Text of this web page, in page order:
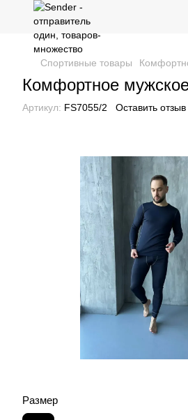
Спортивные товары
Комфортное
Артикул: FS7055/2 Оставить отзыв
Размер